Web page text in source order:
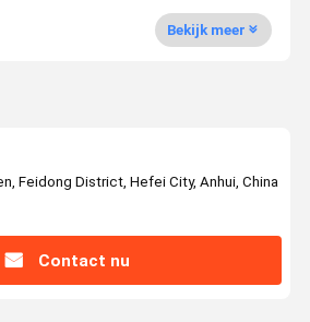
Bekijk meer
Feidong District, Hefei City, Anhui, China
Contact nu